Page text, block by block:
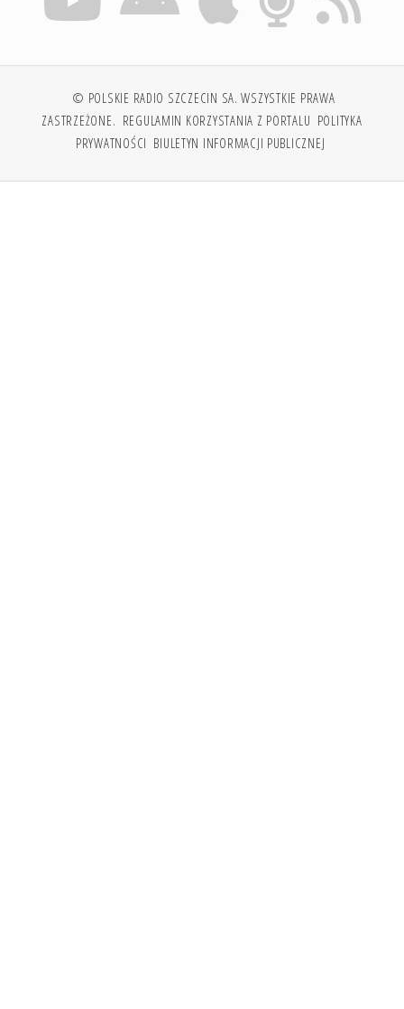
© POLSKIE RADIO SZCZECIN SA. WSZYSTKIE PRAWA
ZASTRZEŻONE. REGULAMIN KORZYSTANIA Z PORTALU POLITYKA
PRYWATNOŚCI BIULETYN INFORMACJI PUBLICZNEJ